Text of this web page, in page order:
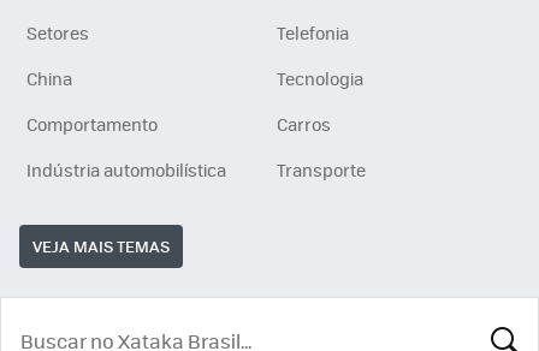
Setores
Telefonia
China
Tecnologia
Comportamento
Carros
Indústria automobilística
Transporte
VEJA MAIS TEMAS